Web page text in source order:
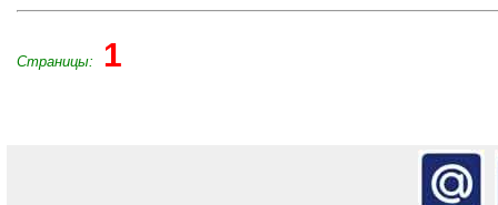
Страницы: 1